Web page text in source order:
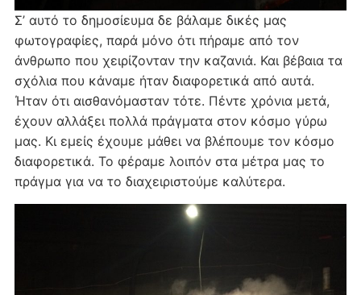
Σ’ αυτό το δημοσίευμα δε βάλαμε δικές μας
φωτογραφίες, παρά μόνο ότι πήραμε από τον
άνθρωπο που χειρίζονταν την καζανιά. Και βέβαια τα
σχόλια που κάναμε ήταν διαφορετικά από αυτά.
Ήταν ότι αισθανόμασταν τότε. Πέντε χρόνια μετά,
έχουν αλλάξει πολλά πράγματα στον κόσμο γύρω
μας. Κι εμείς έχουμε μάθει να βλέπουμε τον κόσμο
διαφορετικά. Το φέραμε λοιπόν στα μέτρα μας το
πράγμα για να το διαχειριστούμε καλύτερα.